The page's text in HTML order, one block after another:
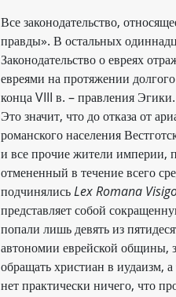
Все законодательство,
правды». В остальных
Законодательство о евреях
евреями на протяжении
конца VIII в. – правления
Это значит, что до отказа от
романского населения
и все прочие жители империи,
отмененный в течение всего
подчинялисьLex Romana
представляет собой
попали лишь девять из
автономии еврейской общины,
обращать христиан в иудаизм,
нет практически ничего, что